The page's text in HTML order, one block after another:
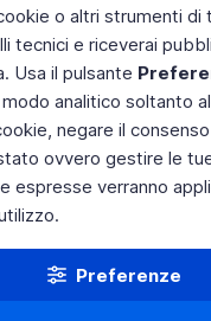
o altri strumenti di
tecnici e riceverai
Usa il pulsante
analitico soltanto
negare il
ovvero gestire le
espresse verranno
Preferenze